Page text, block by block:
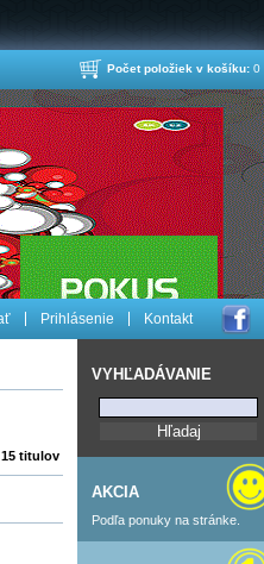
Počet položiek v košíku: 0
Prihlásenie Kontakt
VYHĽADÁVANIE
AKCIA
Podľa ponuky na stránke.
15 titulov